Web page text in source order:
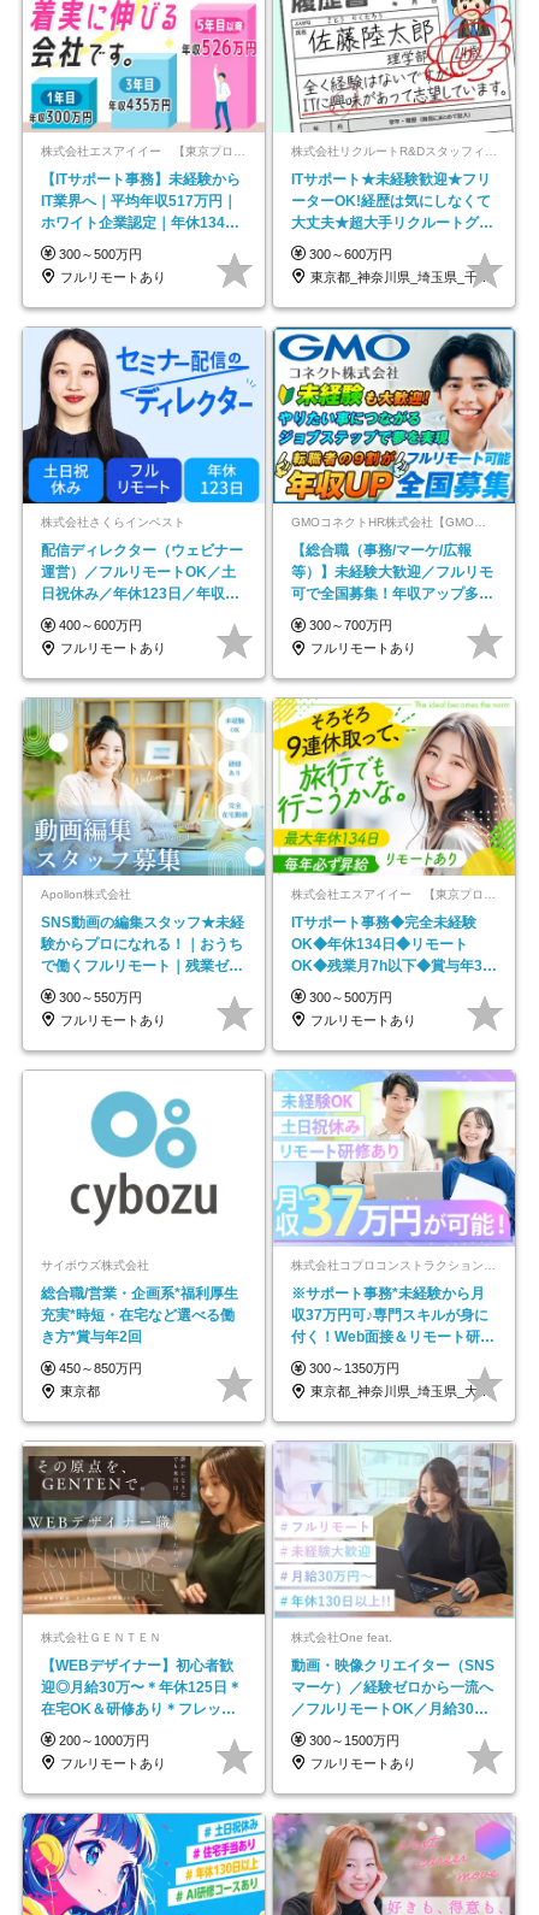
【ITサポート事務】未経験から
IT業界へ｜平均年収517万円｜
ホワイト企業認定｜年休134日
｜リモートOK
300～500万円
フルリモートあり
ITサポート★未経験歓迎★フリ
ーターOK!経歴は気にしなくて
大丈夫★超大手リクルートグル
ープの正社員/sg
300～600万円
東京都_神奈川県_埼玉県_千葉県_大阪府…
株式会社さくらインベスト
配信ディレクター（ウェビナー
運営）／フルリモートOK／土
日祝休み／年休123日／年収
600万円可
400～600万円
フルリモートあり
GMOコネクトHR株式会社【GMOインターネットグループ】
【総合職（事務/マーケ/広報
等）】未経験大歓迎／フルリモ
可で全国募集！年収アップ多数
★年休最大130日★
300～700万円
フルリモートあり
Apollon株式会社
SNS動画の編集スタッフ★未経
験からプロになれる！｜おうち
で働くフルリモート｜残業ゼロ
で18時退勤◎
300～550万円
フルリモートあり
ITサポート事務◆完全未経験
OK◆年休134日◆リモート
OK◆残業月7h以下◆賞与年3回
◆5年目まで必ず昇給
300～500万円
フルリモートあり
サイボウズ株式会社
総合職/営業・企画系*福利厚生
充実*時短・在宅など選べる働
き方*賞与年2回
450～850万円
東京都
※サポート事務*未経験から月
収37万円可♪専門スキルが身に
付く！Web面接＆リモート研修
も充実♪/a
300～1350万円
東京都_神奈川県_埼玉県_大阪府_愛知県…
株式会社ＧＥＮＴＥＮ
【WEBデザイナー】初⼼者歓
迎◎⽉給30万〜＊年休125⽇＊
在宅OK＆研修あり＊フレック
ス
200～1000万円
フルリモートあり
株式会社One feat.
動画・映像クリエイター（SNS
マーケ）／経験ゼロから一流へ
／フルリモートOK／月給30万
円～／年休130日以上
300～1500万円
フルリモートあり